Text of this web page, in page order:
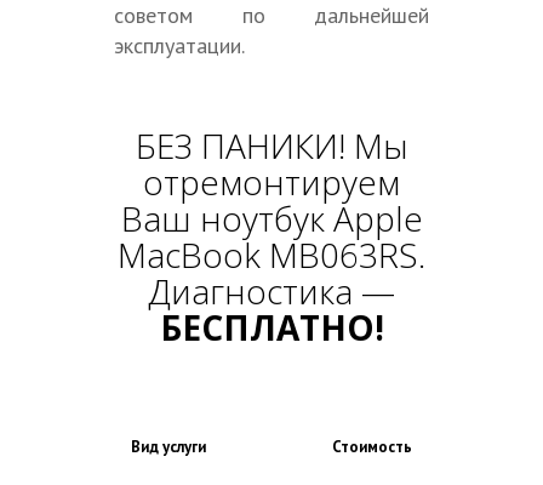
советом по дальнейшей
эксплуатации.
БЕЗ ПАНИКИ! Мы
отремонтируем
Ваш ноутбук Apple
MacBook MB063RS.
Диагностика —
БЕСПЛАТНО!
Вид услуги Стоимость